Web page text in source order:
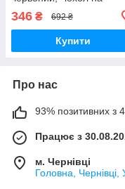
Самсунг а24 з кільцем і
шторкою броньований
346 ₴ 692 ₴
Купити
Про нас
93% позитивних з
Працює з
м. Чернівці
Головна, Чернівці,